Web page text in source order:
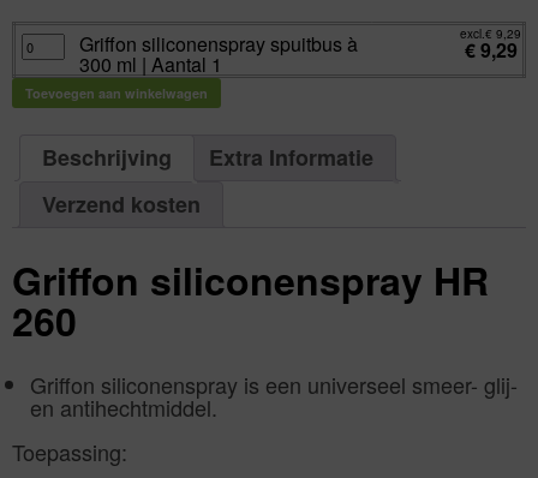
Griffon
siliconenspray
spuitbus
à
300
ml
aantal
Griffon siliconenspray spuitbus à
300 ml | Aantal 1
excl.€ 9,29
€9,29
Toevoegen aan winkelwagen
Beschrijving
Extra Informatie
Verzend kosten
Griffon siliconenspray HR
260
Griffon siliconenspray is een universeel smeer- glij-
en antihechtmiddel.
Toepassing: